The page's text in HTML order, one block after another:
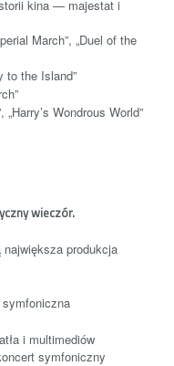
kina — majestat i
March”, „Duel of the
to the Island”
„Harry’s Wondrous World”
wieczór.
produkcja
i multimediów
symfoniczny